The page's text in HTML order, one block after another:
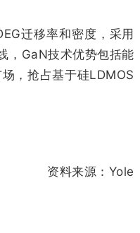
迁移率和密度，采用
，GaN技术优势包括能
，抢占基于硅LDMOS
资料来源：Yole